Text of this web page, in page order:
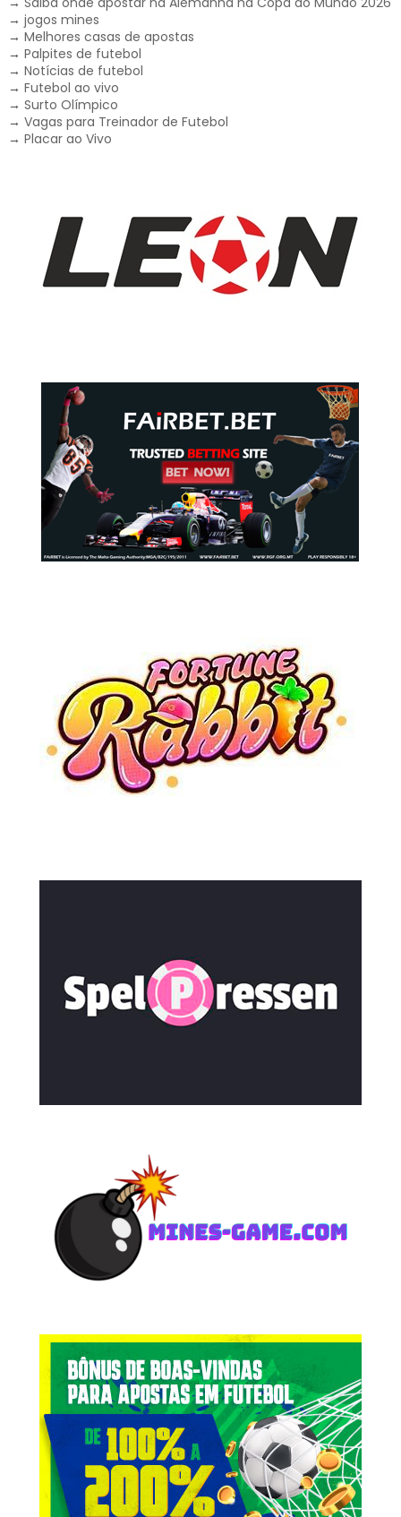
→ jogos mines
→ Melhores casas de apostas
→ Palpites de futebol
→ Notícias de futebol
→ Futebol ao vivo
→ Surto Olímpico
→ Vagas para Treinador de Futebol
→ Placar ao Vivo